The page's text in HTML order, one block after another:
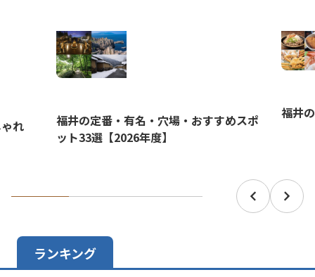
れ
福井の定番・有名・穴場・おすすめスポ
ット33選【2026年度】
福井
ランキング